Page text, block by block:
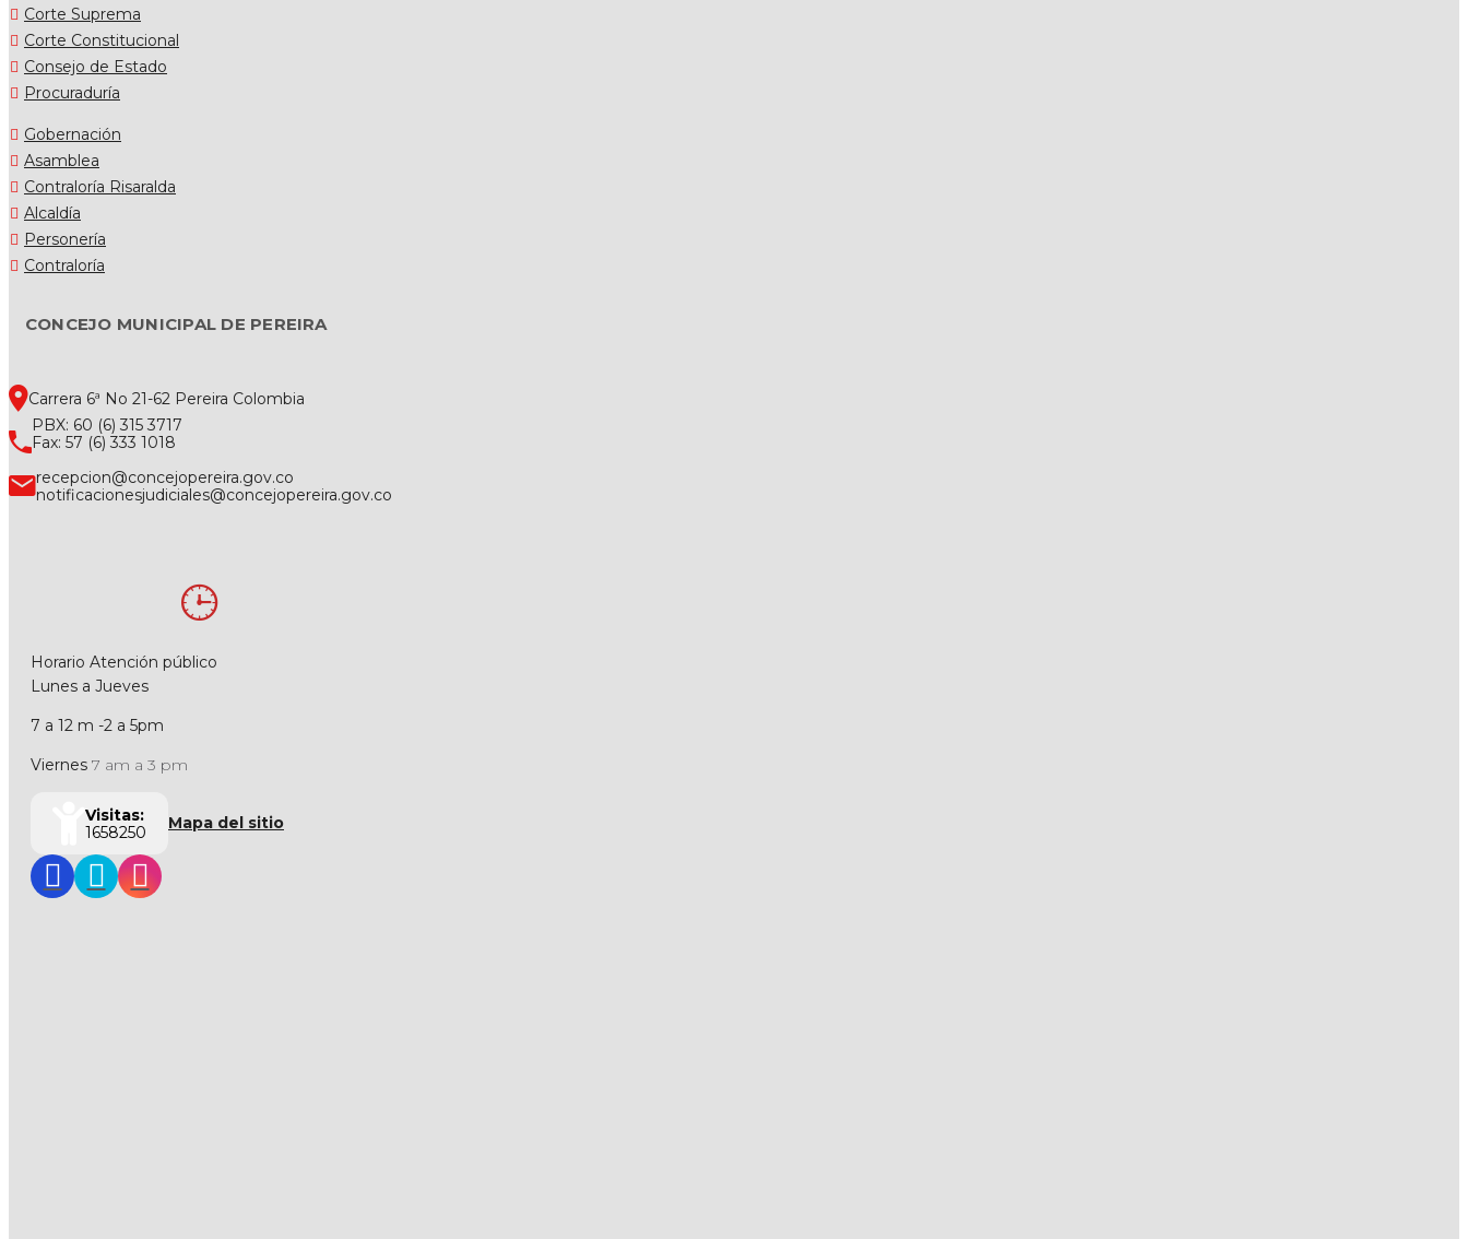
Corte Suprema
Corte Constitucional
Consejo de Estado
Procuraduría
Gobernación
Asamblea
Contraloría Risaralda
Alcaldía
Personería
Contraloría
CONCEJO MUNICIPAL DE PEREIRA
Carrera 6ª No 21-62 Pereira Colombia
PBX: 60 (6) 315 3717
Fax: 57 (6) 333 1018
recepcion@concejopereira.gov.co
notificacionesjudiciales@concejopereira.gov.co
Horario Atención público
Lunes a Jueves
7 a 12 m -2 a 5pm
Viernes 7 am a 3 pm
Visitas:
1658250
Mapa del sitio